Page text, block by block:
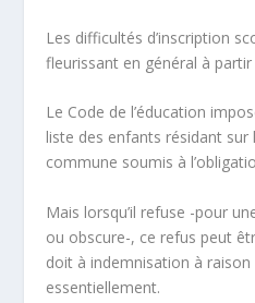
Les difficultés d’inscription
fleurissant en général à
Le Code de l’éducation
liste des enfants résidant
commune soumis à
Mais lorsqu’il refuse -pour
ou obscure-, ce refus peut
doit à indemnisation à
essentiellement.